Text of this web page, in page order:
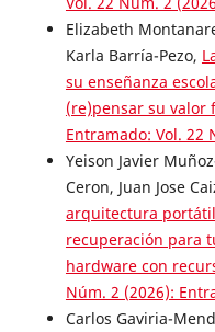
Elizabeth
Karla Barría-Pezo,
su enseñanza
(re)pensar su valor
Entramado: Vol. 22
Yeison Javier
Ceron, Juan Jose
arquitectura
recuperación para
hardware con
Núm. 2 (2026):
Carlos Gaviria-